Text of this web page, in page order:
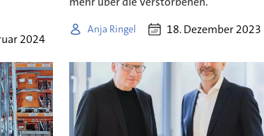
2024
Anja Ringel 18. Dezember 2023